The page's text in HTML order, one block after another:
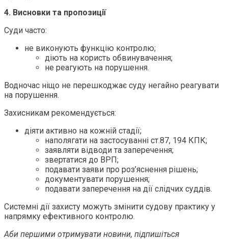
4. Висновки та пропозиції
Суди часто:
не виконують функцію контролю;
діють на користь обвинувачення;
не реагують на порушення.
Водночас ніщо не перешкоджає суду негайно реагувати
на порушення.
Захисникам рекомендується:
діяти активно на кожній стадії;
наполягати на застосуванні ст.87, 194 КПК;
заявляти відводи та заперечення;
звертатися до ВРП;
подавати заяви про роз’яснення рішень;
документувати порушення;
подавати заперечення на дії слідчих суддів.
Системні дії захисту можуть змінити судову практику у
напрямку ефективного контролю.
Аби першими отримувати новини, підпишіться